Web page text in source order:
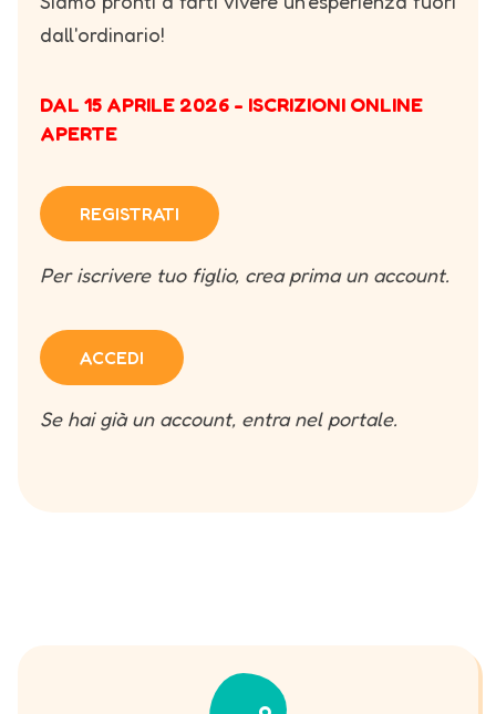
dall'ordinario!
DAL 15 APRILE 2026 - ISCRIZIONI ONLINE
APERTE
REGISTRATI
Per iscrivere tuo figlio, crea prima un account.
ACCEDI
Se hai già un account, entra nel portale.